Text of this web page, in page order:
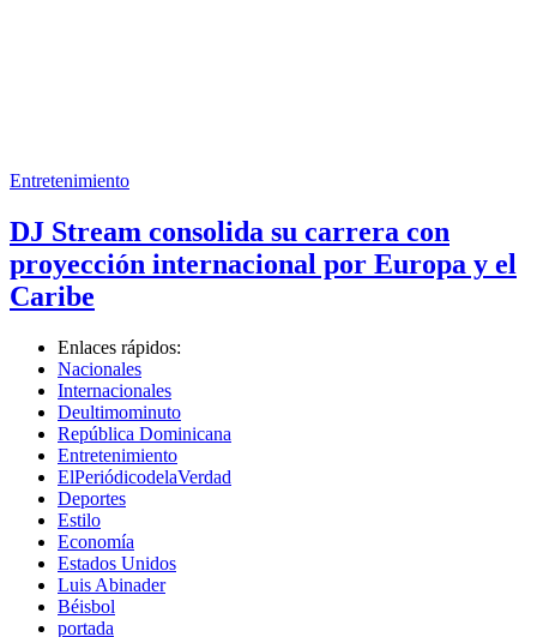
Entretenimiento
DJ Stream consolida su carrera con
proyección internacional por Europa y el
Caribe
Enlaces rápidos:
Nacionales
Internacionales
Deultimominuto
República Dominicana
Entretenimiento
ElPeriódicodelaVerdad
Deportes
Estilo
Economía
Estados Unidos
Luis Abinader
Béisbol
portada